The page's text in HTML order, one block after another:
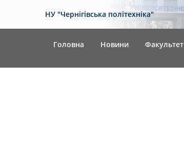
НУ "Чернігівська політехніка"
Головна Новини Факультет